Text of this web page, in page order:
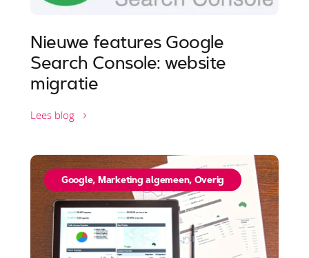
Nieuwe features Google
Search Console: website
migratie
Lees blog
Google, Marketing algemeen, Overig